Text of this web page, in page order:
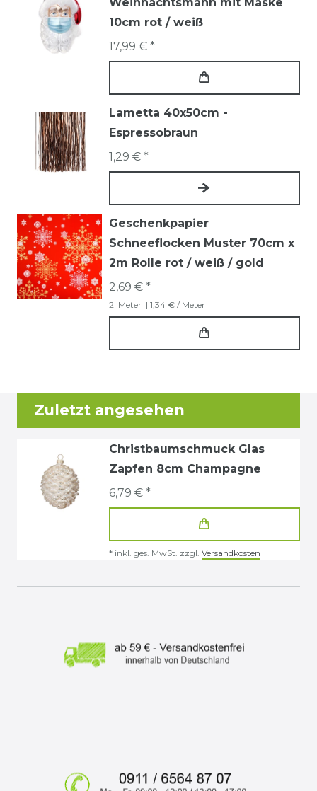
10cm rot / weiß
17,99 € *
Lametta 40x50cm -
Espressobraun
1,29 € *
Geschenkpapier
Schneeflocken Muster 70cm x
2m Rolle rot / weiß / gold
2,69 € *
2 Meter | 1,34 € / Meter
Zuletzt angesehen
Christbaumschmuck Glas
Zapfen 8cm Champagne
6,79 € *
* inkl. ges. MwSt. zzgl. Versandkosten